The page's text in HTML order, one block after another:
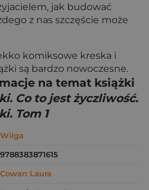
jak budować
z nas szczęście może
komiksowe kreska i
są bardzo nowoczesne.
na temat książki
Co to jest życzliwość.
Tom 1
Wilga
9788383871615
Cowan Laura